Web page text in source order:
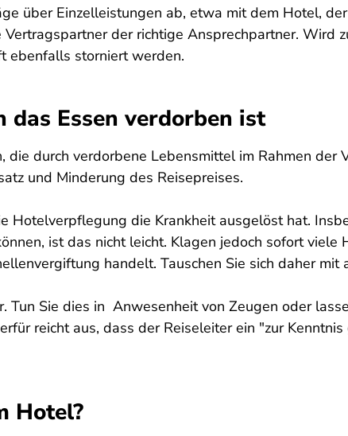
über Einzelleistungen ab, etwa mit dem Hotel,
der richtige Ansprechpartner. Wird
ebenfalls storniert werden.
Essen verdorben ist
durch verdorbene Lebensmittel im Rahmen der
und Minderung des Reisepreises.
Hotelverpflegung die Krankheit ausgelöst hat.
ist das nicht leicht. Klagen jedoch sofort viele
handelt. Tauschen Sie sich daher mit
Sie dies in Anwesenheit von Zeugen oder
reicht aus, dass der Reiseleiter ein "zur
Hotel?